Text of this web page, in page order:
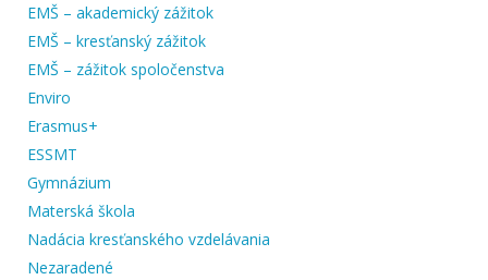
EMŠ – akademický zážitok
EMŠ – kresťanský zážitok
EMŠ – zážitok spoločenstva
Enviro
Erasmus+
ESSMT
Gymnázium
Materská škola
Nadácia kresťanského vzdelávania
Nezaradené